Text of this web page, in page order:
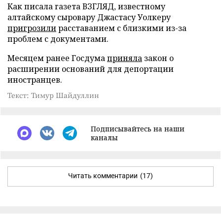
Как писала газета ВЗГЛЯД, известному
алтайскому сыровару Джастасу Уолкеру
пригрозилирасставанием с близкими из-за
проблем с документами.
Месяцем ранее Госдумаприняла закон о
расширении оснований для депортации
иностранцев.
Текст: Тимур Шайдуллин
Подписывайтесь на наши
каналы
Читать комментарии (17)